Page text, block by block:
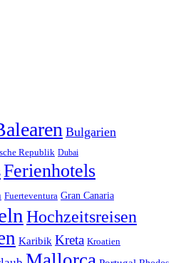
Bulgarien
Republik Dubai
Ferienhotels
Fuerteventura Gran Canaria
Hochzeitsreisen
Karibik Kreta Kroatien